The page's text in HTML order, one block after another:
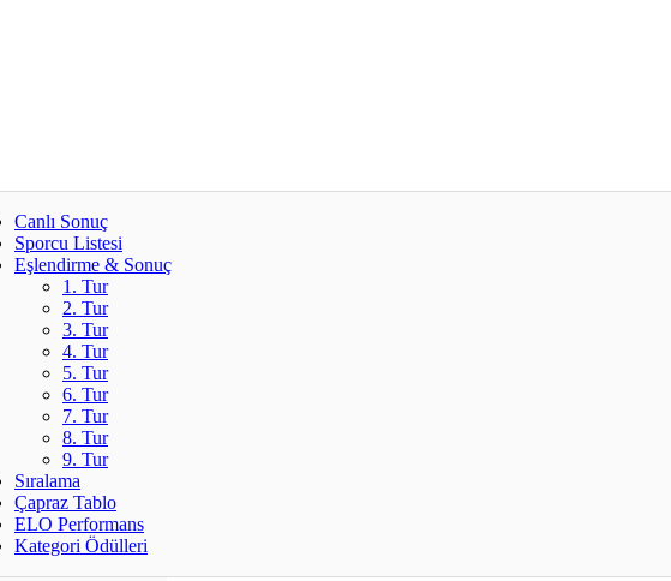
Canlı Sonuç
Sporcu Listesi
Eşlendirme & Sonuç
1. Tur
2. Tur
3. Tur
4. Tur
5. Tur
6. Tur
7. Tur
8. Tur
9. Tur
Sıralama
Çapraz Tablo
ELO Performans
Kategori Ödülleri